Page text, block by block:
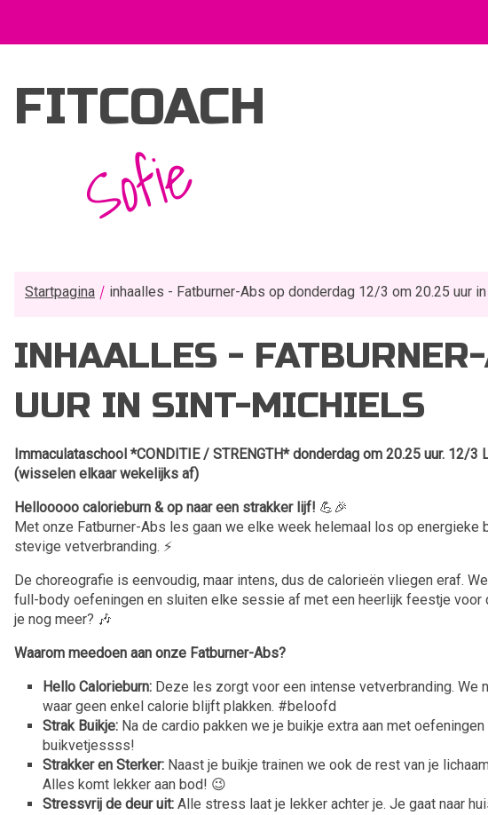
FITCOACH
Sofie
Startpagina inhaalles - Fatburner-Abs op donderdag 12/3 om 20.25 uur
INHAALLES -
UUR IN SINT-MICHIELS
Immaculataschool *CONDITIE / STRENGTH* donderdag om 20.25 uur. 12/
(wisselen elkaar wekelijks af)
Hellooooo calorieburn & op naar een strakker lijf! 💪🎉
Met onze Fatburner-Abs les gaan we elke week helemaal los op energieke
stevige vetverbranding. ⚡️
De choreografie is eenvoudig, maar intens, dus de calorieën vliegen eraf.
full-body oefeningen en sluiten elke sessie af met een heerlijk feestje voor
je nog meer? 🎶
Waarom meedoen aan onze Fatburner-Abs?
Hello Calorieburn: Deze les zorgt voor een intense vetverbranding. We
waar geen enkel calorie blijft plakken. #beloofd
Strak Buikje: Na de cardio pakken we je buikje extra aan met
buikvetjessss!
Strakker en Sterker: Naast je buikje trainen we ook de rest van je
Alles komt lekker aan bod! 😉
Stressvrij de deur uit: Alle stress laat je lekker achter je. Je gaat naar